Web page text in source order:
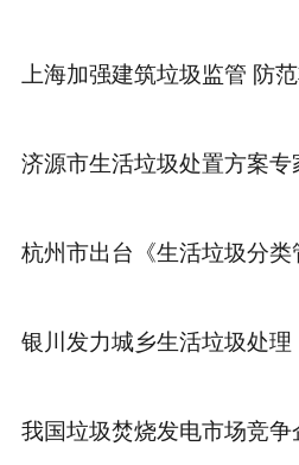
银川发力城乡生活垃圾处理